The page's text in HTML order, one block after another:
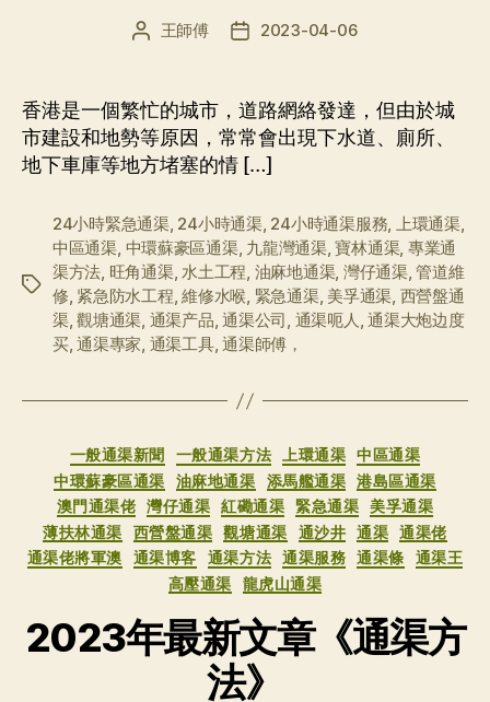
文
者
王師傅
发
期
2023-04-06
香港是一個繁忙的城市，道路網絡發達，但由於城
市建設和地勢等原因，常常會出現下水道、廁所、
地下車庫等地方堵塞的情 […]
标
24小時緊急通渠, 24小時通渠, 24小時通渠服務, 上環通渠,
中區通渠, 中環蘇豪區通渠, 九龍灣通渠,寶林通渠, 專業通
渠方法, 旺角通渠,水土工程, 油麻地通渠, 灣仔通渠,管道維
修, 紧急防水工程,維修水喉, 緊急通渠, 美孚通渠, 西營盤通
渠,觀塘通渠, 通渠产品,通渠公司, 通渠呃人,通渠大炮边度
买,通渠專家, 通渠工具,通渠師傅，
分
类
一般通渠新聞 一般通渠方法 上環通渠 中區通渠
中環蘇豪區通渠
油麻地通渠 添馬艦通渠 港島區通渠
澳門通渠佬 灣仔通渠 紅磡通渠 緊急通渠
美孚通渠
薄扶林通渠
西營盤通渠 觀塘通渠 通沙井 通渠 通渠佬
通渠佬將軍澳
通渠博客 通渠方法 通渠服務 通渠條
通渠王
高壓通渠
龍虎山通渠
2023年最新文章《通渠方
法》